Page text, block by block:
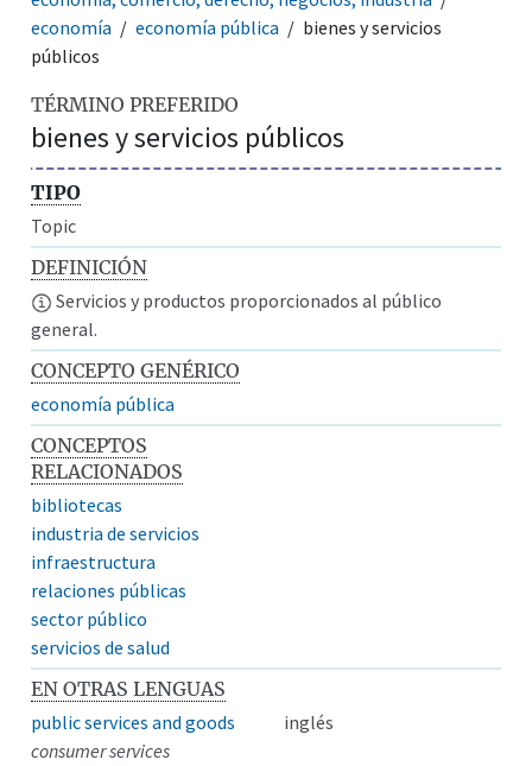
economía
economía pública
bienes y servicios
públicos
TÉRMINO PREFERIDO
bienes y servicios públicos
TIPO
Topic
DEFINICIÓN
Servicios y productos proporcionados al público
general.
CONCEPTO GENÉRICO
economía pública
CONCEPTOS
RELACIONADOS
bibliotecas
industria de servicios
infraestructura
relaciones públicas
sector público
servicios de salud
EN OTRAS LENGUAS
public services and goods
inglés
consumer services